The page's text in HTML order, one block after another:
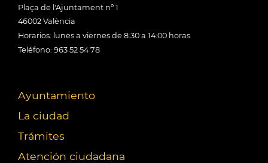
Plaça de l'Ajuntament nº 1
46002 València
Horarios: lunes a viernes de 8:30 a 14:00 horas
Teléfono: 963 52 54 78
Ayuntamiento
La ciudad
Trámites
Atención ciudadana